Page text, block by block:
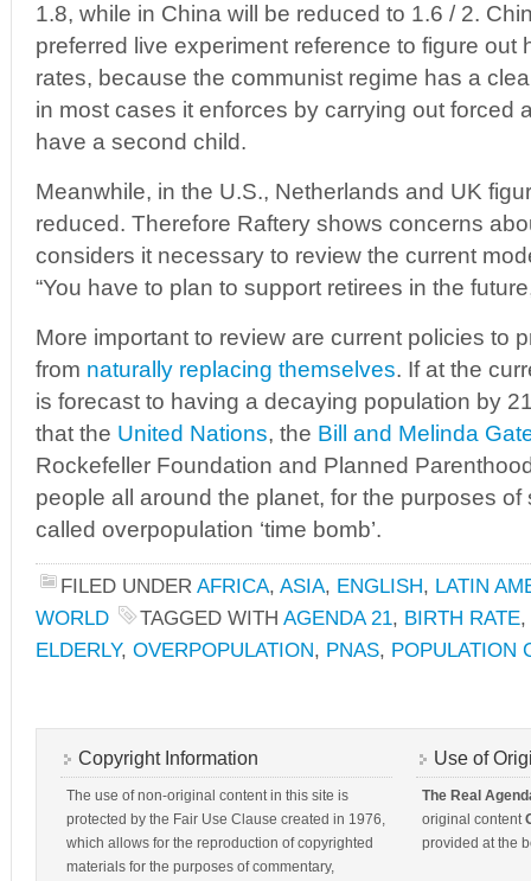
1.8, while in China will be reduced to 1.6 / 2.
preferred live experiment reference to figure out
rates, because the communist regime has a
in most cases it enforces by carrying out forced
have a second child.
Meanwhile, in the U.S., Netherlands and UK
reduced. Therefore Raftery shows concerns
considers it necessary to review the current
“You have to plan to support retirees in the
More important to review are current policies to
from naturally replacing themselves. If at the
is forecast to having a decaying population by
that the United Nations, the Bill and Melinda
Rockefeller Foundation and Planned
people all around the planet, for the purposes
called overpopulation ‘time bomb’.
FILED UNDER AFRICA, ASIA, ENGLISH, LATIN
WORLD
TAGGED WITH AGENDA 21, BIRTH RATE,
ELDERLY, OVERPOPULATION, PNAS, POPULATION
Copyright Information
The use of non-original content in this site is
protected by the Fair Use Clause created in 1976,
which allows for the reproduction of copyrighted
materials for the purposes of commentary,
Use of
The Real
original content
provided at the